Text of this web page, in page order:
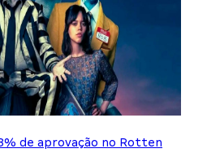
de aprovação no Rotten